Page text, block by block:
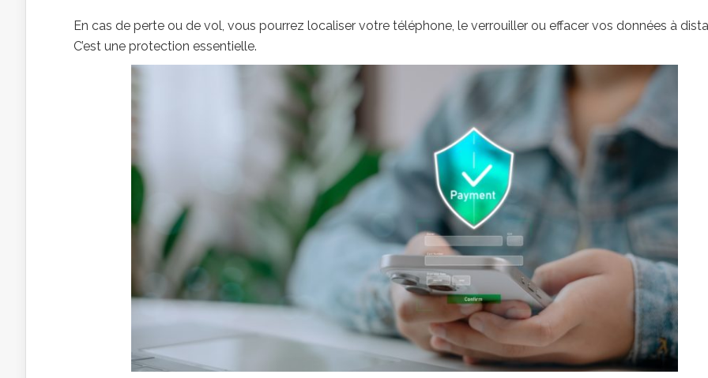
En cas de perte ou de vol, vous pourrez localiser votre téléphone, le verrouiller ou effacer vos données à
C’est une protection essentielle.